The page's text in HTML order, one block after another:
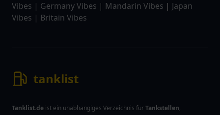
Vibes | Germany Vibes | Mandarin Vibes | Japan
Vibes | Britain Vibes
tanklist
Tanklist.de ist ein unabhängiges Verzeichnis fürTankstellen,